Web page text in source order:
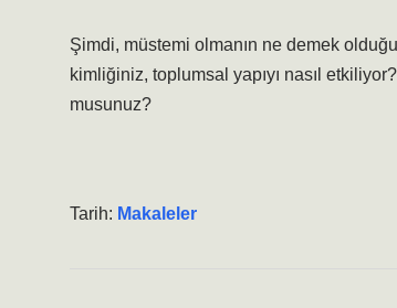
Şimdi, müstemi olmanın ne demek
kimliğiniz, toplumsal yapıyı nasıl
musunuz?
Tarih: Makaleler